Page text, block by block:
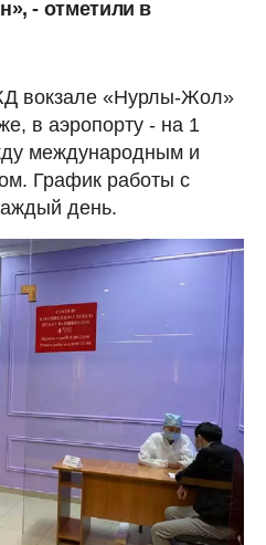
- отметили в
вокзале «Нурлы-Жол»
в аэропорту - на 1
международным и
График работы с
день.